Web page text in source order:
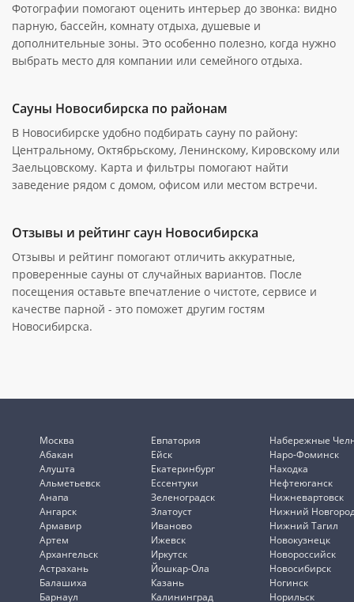
Фотографии помогают оценить интерьер до звонка: видно
парную, бассейн, комнату отдыха, душевые и
дополнительные зоны. Это особенно полезно, когда нужно
выбрать место для компании или семейного отдыха.
Сауны Новосибирска по районам
В Новосибирске удобно подбирать сауну по району:
Центральному, Октябрьскому, Ленинскому, Кировскому или
Заельцовскому. Карта и фильтры помогают найти
заведение рядом с домом, офисом или местом встречи.
Отзывы и рейтинг саун Новосибирска
Отзывы и рейтинг помогают отличить аккуратные,
проверенные сауны от случайных вариантов. После
посещения оставьте впечатление о чистоте, сервисе и
качестве парной - это поможет другим гостям
Новосибирска.
Москва
Абакан
Алушта
Альметьевск
Анапа
Ангарск
Армавир
Артем
Архангельск
Астрахань
Балашиха
Барнаул
Евпатория
Ейск
Екатеринбург
Ессентуки
Зеленоградск
Златоуст
Иваново
Ижевск
Иркутск
Йошкар-Ола
Казань
Калининград
Набережные
Наро-Фоминск
Находка
Нефтеюганск
Нижневартовск
Нижний
Нижний Тагил
Новокузнецк
Новороссийск
Новосибирск
Ногинск
Норильск